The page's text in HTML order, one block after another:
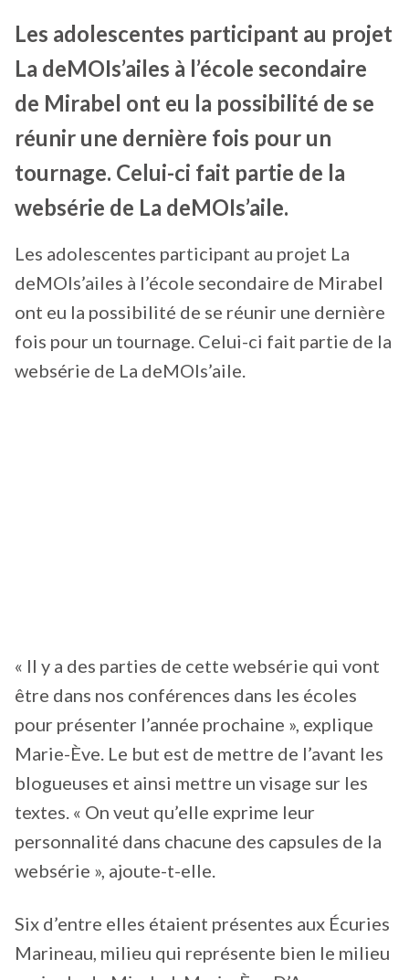
Les adolescentes participant au projet
La deMOIs’ailes à l’école secondaire
de Mirabel ont eu la possibilité de se
réunir une dernière fois pour un
tournage. Celui-ci fait partie de la
websérie de La deMOIs’aile.
Les adolescentes participant au projet La
deMOIs’ailes à l’école secondaire de Mirabel
ont eu la possibilité de se réunir une dernière
fois pour un tournage. Celui-ci fait partie de la
websérie de La deMOIs’aile.
« Il y a des parties de cette websérie qui vont
être dans nos conférences dans les écoles
pour présenter l’année prochaine », explique
Marie-Ève. Le but est de mettre de l’avant les
blogueuses et ainsi mettre un visage sur les
textes. « On veut qu’elle exprime leur
personnalité dans chacune des capsules de la
websérie », ajoute-t-elle.
Six d’entre elles étaient présentes aux Écuries
Marineau, milieu qui représente bien le milieu